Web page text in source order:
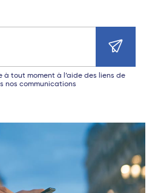
à tout moment à l’aide des liens de
nos communications